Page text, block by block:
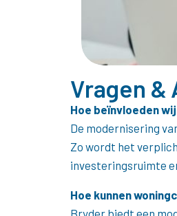
Vragen &
Hoe beïnvloeden
De modernisering
Zo wordt het
investeringsruimte
Hoe kunnen
Bryder biedt een